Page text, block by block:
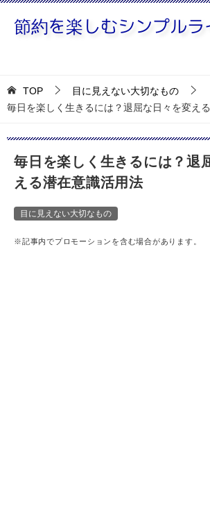
TOP
目に見えない大切なもの
毎日を楽しく生きるには？退屈な日々を変え
毎日を楽しく生きるには？退
える潜在意識活用法
目に見えない大切なもの
※記事内でプロモーションを含む場合があります。